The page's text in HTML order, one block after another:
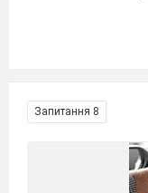
Запитання 8